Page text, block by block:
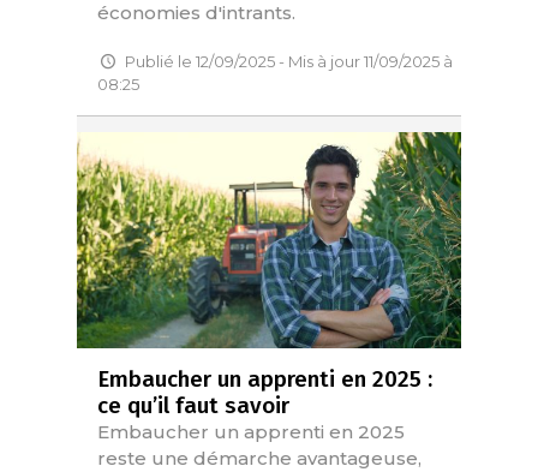
économies d'intrants.
Publié le 12/09/2025 - Mis à jour 11/09/2025 à
08:25
Embaucher un apprenti en 2025 :
ce qu’il faut savoir
Embaucher un apprenti en 2025
reste une démarche avantageuse,